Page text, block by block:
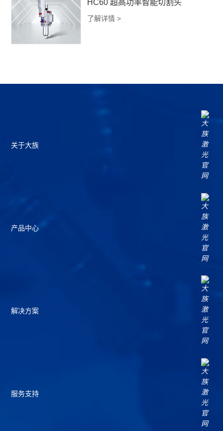
HC60 超高功率智能切割头
了解详情 >
关于大族
产品中心
解决方案
服务支持